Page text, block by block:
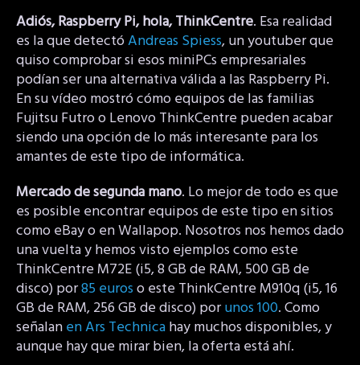
Adiós, Raspberry Pi, hola, ThinkCentre. Esa realidad
es la que detectóAndreas Spiess, un youtuber que
quiso comprobar si esos miniPCs empresariales
podían ser una alternativa válida a las Raspberry Pi.
En su vídeo mostró cómo equipos de las familias
Fujitsu Futro o Lenovo ThinkCentre pueden acabar
siendo una opción de lo más interesante para los
amantes de este tipo de informática.
Mercado de segunda mano. Lo mejor de todo es que
es posible encontrar equipos de este tipo en sitios
como eBay o en Wallapop. Nosotros nos hemos dado
una vuelta y hemos visto ejemplos como este
ThinkCentre M72E (i5, 8 GB de RAM, 500 GB de
disco) por85 euroso este ThinkCentre M910q (i5, 16
GB de RAM, 256 GB de disco) porunos 100. Como
señalanen Ars Technicahay muchos disponibles, y
aunque hay que mirar bien, la oferta está ahí.